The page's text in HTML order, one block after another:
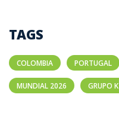
TAGS
COLOMBIA PORTUGAL
MUNDIAL 2026 GRUPO K